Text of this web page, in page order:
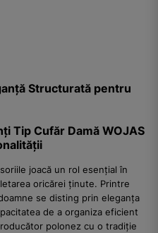
Structurată pentru
Tip Cufăr Damă WOJAS
joacă un rol esențial în
oricărei ținute. Printre
se disting prin eleganța
de a organiza eficient
polonez cu o tradiție